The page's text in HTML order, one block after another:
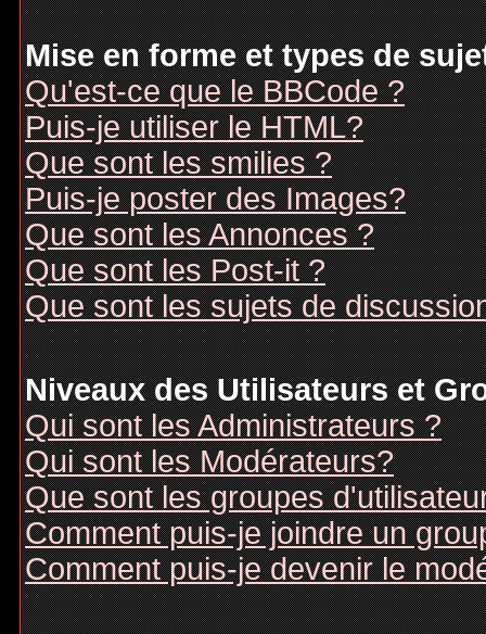
Mise en forme et types de
Qu'est-ce que le BBCode ?
Puis-je utiliser le HTML?
Que sont les smilies ?
Puis-je poster des Images?
Que sont les Annonces ?
Que sont les Post-it ?
Que sont les sujets de
Niveaux des Utilisateurs et
Qui sont les Administrateurs ?
Qui sont les Modérateurs?
Que sont les groupes
Comment puis-je joindre un
Comment puis-je devenir le